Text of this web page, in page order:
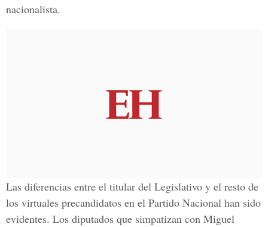
nacionalista.
Las diferencias entre el titular del Legislativo y el resto de
los virtuales precandidatos en el Partido Nacional han sido
evidentes. Los diputados que simpatizan con Miguel